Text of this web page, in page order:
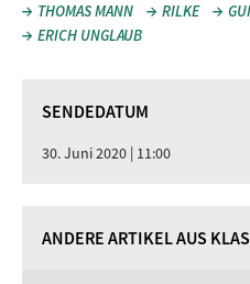
THOMAS MANN
RILKE
ERICH UNGLAUB
SENDEDATUM
30. Juni 2020 | 11:00
ANDERE ARTIKEL AUS